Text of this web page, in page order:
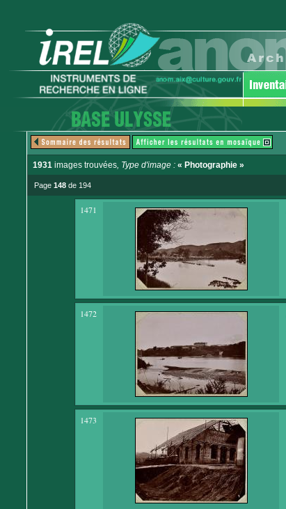
1931 images trouvées, Type d'image : « Photographie »
Page 148 de 194
1471
1472
1473